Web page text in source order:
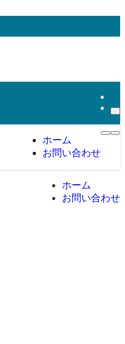
ホーム
お問い合わせ
ホーム
お問い合わせ